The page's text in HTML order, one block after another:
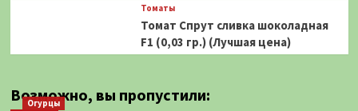
Томаты
Томат Спрут сливка шоколадная
F1 (0,03 гр.) (Лучшая цена)
Возможно, вы пропустили:
Огурцы